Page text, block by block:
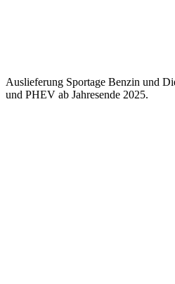
Auslieferung Sportage Benzin und
und PHEV ab Jahresende 2025.